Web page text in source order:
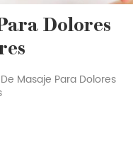
Dolores
Masaje Para Dolores